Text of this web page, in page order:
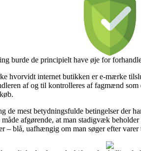
burde de principielt have øje for
hvorvidt internet butikken er e-mærke
af og til kontrolleres af fagmænd
de mest betydningsfulde betingelser der
afgørende, at man stadigvæk
– blå, uafhængig om man søger efter